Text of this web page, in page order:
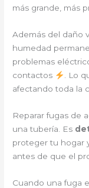
más grande, más
Además del daño
humedad
problemas
contactos
. Lo
afectando toda la
Reparar fugas de
una tubería. Es
proteger tu hogar
antes de que el
Cuando una fuga